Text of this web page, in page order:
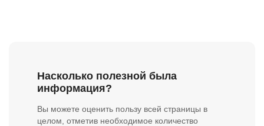
Насколько полезной была
информация?
Вы можете оценить пользу всей страницы в
целом, отметив необходимое количество